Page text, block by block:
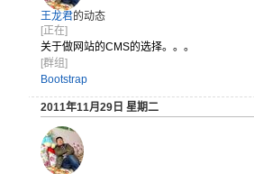
王龙君的动态
[正在]
关于做网站的CMS的选择。。。
[群组]
Bootstrap
2011年11月29日 星期二